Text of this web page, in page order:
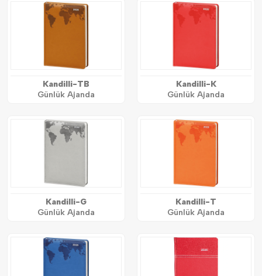
Kandilli-TB
Günlük Ajanda
Kandilli-K
Günlük Ajanda
Kandilli-G
Günlük Ajanda
Kandilli-T
Günlük Ajanda